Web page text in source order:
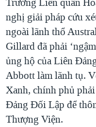
nghị giải pháp cứu
ngoài lãnh thổ
Gillard đã phải
ủng hộ của Liên
Abbott làm lãnh tụ.
Xanh, chính phủ
Đảng Đối Lập để
Thượng Viện.